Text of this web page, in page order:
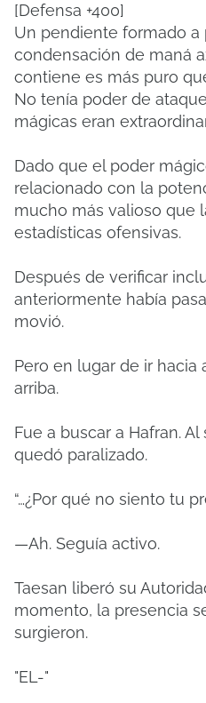
[Defensa +400]
Un pendiente formado a
condensación de maná
contiene es más puro
No tenía poder de
mágicas eran
Dado que el poder
relacionado con la
mucho más valioso que
estadísticas ofensivas.
Después de verificar
anteriormente había
movió.
Pero en lugar de ir hacia
arriba.
Fue a buscar a Hafran.
quedó paralizado.
“…¿Por qué no siento tu
—Ah. Seguía activo.
Taesan liberó su
momento, la presencia
surgieron.
"EL-"